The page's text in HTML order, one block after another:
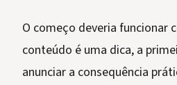
O começo deveria funcionar
conteúdo é uma dica, a
anunciar a consequência